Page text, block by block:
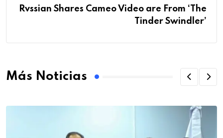
Rvssian Shares Cameo Video are From ‘The
Tinder Swindler’
Más Noticias